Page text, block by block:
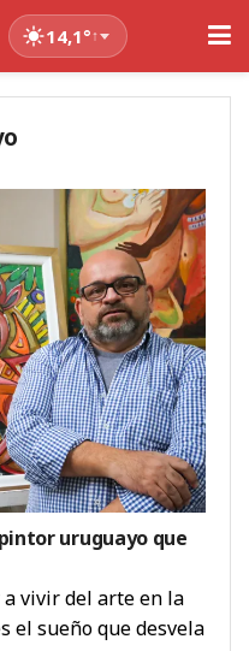
14,1°↑
uruguayo que
vivir del arte en la
el sueño que desvela